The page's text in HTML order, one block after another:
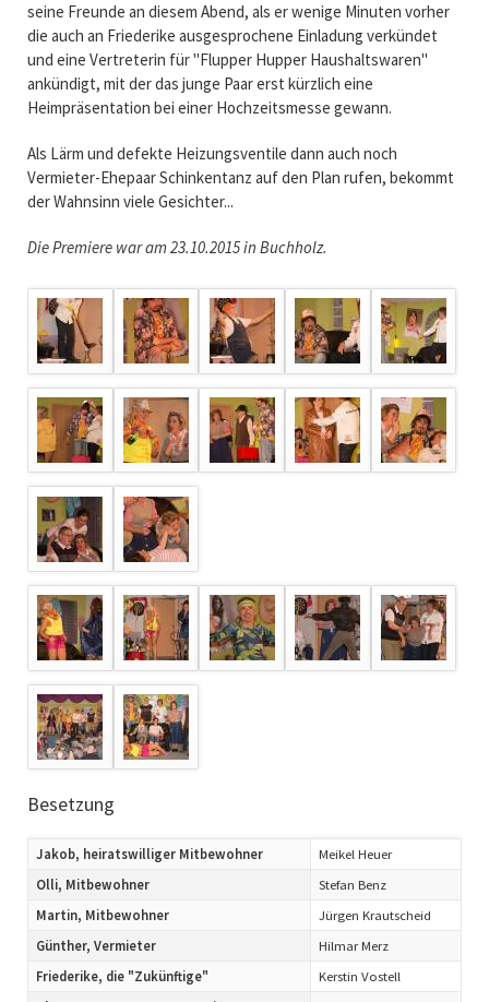
seine Freunde an diesem Abend, als er wenige Minuten vorher
die auch an Friederike ausgesprochene Einladung verkündet
und eine Vertreterin für "Flupper Hupper Haushaltswaren"
ankündigt, mit der das junge Paar erst kürzlich eine
Heimpräsentation bei einer Hochzeitsmesse gewann.
Als Lärm und defekte Heizungsventile dann auch noch
Vermieter-Ehepaar Schinkentanz auf den Plan rufen, bekommt
der Wahnsinn viele Gesichter...
Die Premiere war am 23.10.2015 in Buchholz.
Besetzung
Jakob, heiratswilliger Mitbewohner
Meikel Heuer
Olli, Mitbewohner
Stefan Benz
Martin, Mitbewohner
Jürgen Krautscheid
Günther, Vermieter
Hilmar Merz
Friederike, die "Zukünftige"
Kerstin Vostell